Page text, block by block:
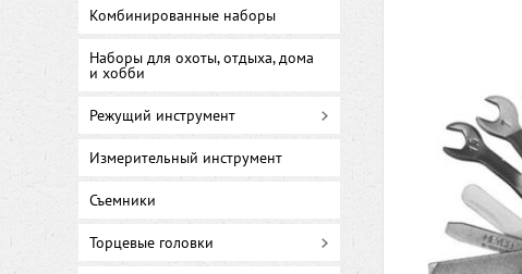
Комбинированные наборы
Наборы для охоты, отдыха, дома
и хобби
Режущий инструмент
Измерительный инструмент
Съемники
Торцевые головки